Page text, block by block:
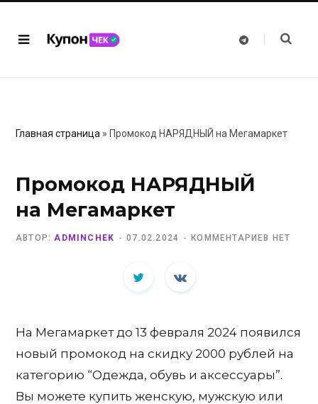
T
Главная страница » Промокод НАРЯДНЫЙ на Мегамаркет
Промокод НАРЯДНЫЙ
на Мегамаркет
АВТОР: ADMINCHEK 07.02.2024 КОММЕНТАРИЕВ НЕТ
На Мегамаркет до 13 февраля 2024 появился
новый промокод на скидку 2000 рублей на
категорию “Одежда, обувь и аксессуары”.
Вы можете купить женскую, мужскую или